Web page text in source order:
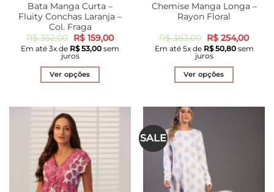
Bata Manga Curta –
Fluity Conchas Laranja –
Col. Fraga
R$352,00 O
preço
original
era:
R$ 352,00.
R$159,00O
preço
atual
Em até 3x de R$53,00 sem
juros
Ver opções
tem
várias
variantes.
As
opções
podem
Chemise Manga Longa –
Rayon Floral
R$363,00 O
preço
original
era:
R$ 363,00.
R$254,00O
preço
atual
Em até 5x de R$50,80sem
juros
Ver opções
variantes.
As
opções
podem
SALE